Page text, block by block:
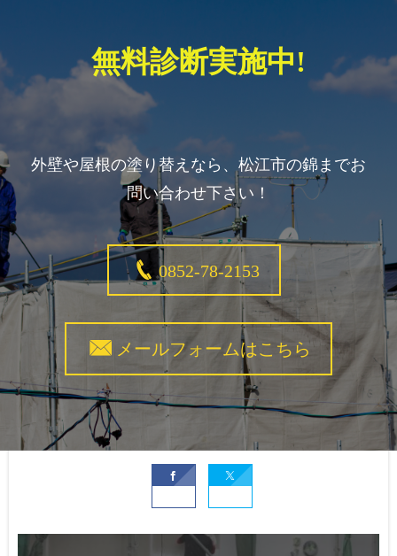
無料診断実施中!
外壁や屋根の塗り替えなら、松江市の錦までお
問い合わせ下さい！
0852-78-2153
メールフォームはこちら